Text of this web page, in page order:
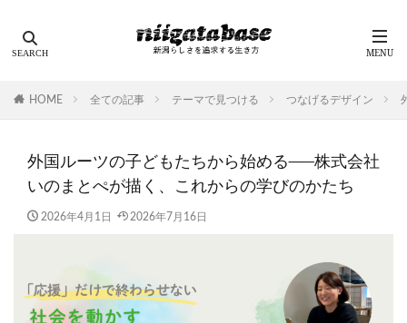
HOME 全ての記事 テーマで見つける つなげるデザイン
外国ルーツの子どもたちから始める──株式会社
いのまとぺが描く、これからの学びのかたち
2026年4月1日 2026年7月16日